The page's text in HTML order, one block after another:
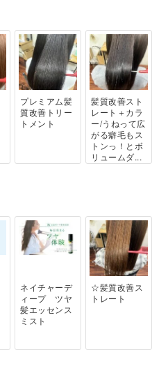
プレミアム髪
質改善トリー
トメント
髪質改善スト
レート＋カラ
ー/うねって広
がる癖毛もス
トンっ！とボ
リュームダ...
ネイチャーデ
ィープ ツヤ
髪エッセンス
ミスト
☆髪質改善ス
トレート